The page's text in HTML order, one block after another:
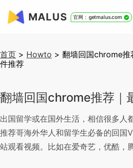
MALUS 官网：getmalus.com
首页 > Howto > 翻墙回国chrome推
件推荐
翻墙回国chrome推荐｜
出国留学或在国外生活，相信很多
推荐哥海外华人和留学生必备的回国
站观看视频。比如在爱奇艺，优酷，